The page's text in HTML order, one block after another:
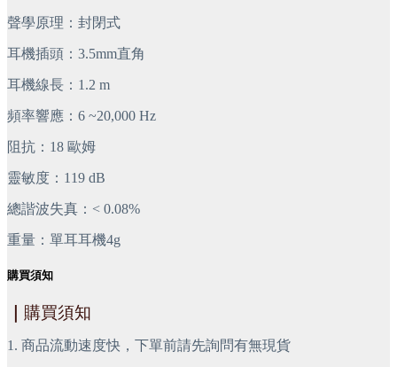
聲學原理：封閉式
耳機插頭：3.5mm直角
耳機線長：1.2 m
頻率響應：6 ~20,000 Hz
阻抗：18 歐姆
靈敏度：119 dB
總諧波失真：< 0.08%
重量：單耳耳機4g
購買須知
購買須知
1. 商品流動速度快，下單前請先詢問有無現貨